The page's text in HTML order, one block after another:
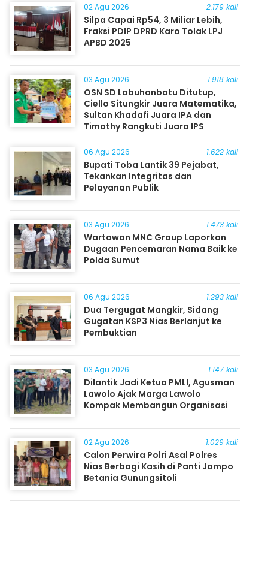
02 Agu 2026 2.179 kali
Silpa Capai Rp54, 3 Miliar Lebih,
Fraksi PDIP DPRD Karo Tolak LPJ
APBD 2025
03 Agu 2026 1.918 kali
OSN SD Labuhanbatu Ditutup,
Ciello Situngkir Juara Matematika,
Sultan Khadafi Juara IPA dan
Timothy Rangkuti Juara IPS
06 Agu 2026 1.622 kali
Bupati Toba Lantik 39 Pejabat,
Tekankan Integritas dan
Pelayanan Publik
03 Agu 2026 1.473 kali
Wartawan MNC Group Laporkan
Dugaan Pencemaran Nama Baik ke
Polda Sumut
06 Agu 2026 1.293 kali
Dua Tergugat Mangkir, Sidang
Gugatan KSP3 Nias Berlanjut ke
Pembuktian
03 Agu 2026 1.147 kali
Dilantik Jadi Ketua PMLI, Agusman
Lawolo Ajak Marga Lawolo
Kompak Membangun Organisasi
02 Agu 2026 1.029 kali
Calon Perwira Polri Asal Polres
Nias Berbagi Kasih di Panti Jompo
Betania Gunungsitoli